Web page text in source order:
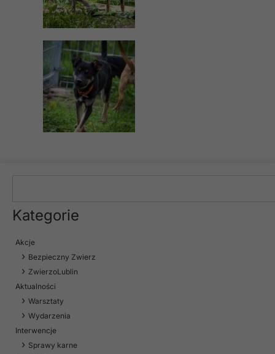
Kategorie
Akcje
Bezpieczny Zwierz
ZwierzoLublin
Aktualności
Warsztaty
Wydarzenia
Interwencje
Sprawy karne